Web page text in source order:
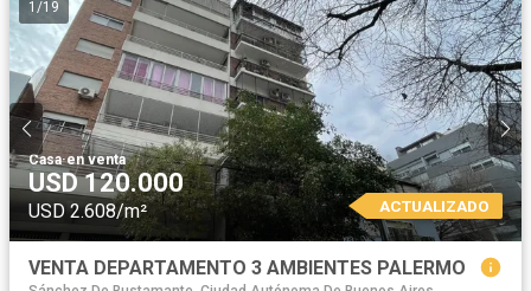
1 /19
Casa·en venta
USD 120.000
USD 2.608/m² ACTUALIZADO
VENTA DEPARTAMENTO 3 AMBIENTES PALERMO